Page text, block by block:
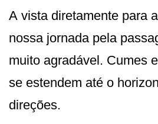
A vista diretamente para
nossa jornada pela
muito agradável. Cumes
se estendem até o
direções.